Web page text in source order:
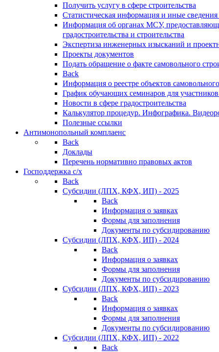
Получить услугу в сфере строительства
Статистическая информация и иные сведения
Информация об органах МСУ,
градостроительства и строительства
Экспертиза инженерных изысканий и
Проекты документов
Подать обращение о факте самовольного
Back
Информация о реестре объектов
График обучающих семинаров для участников
Новости в сфере градостроительства
Калькулятор процедур. Инфографика.
Полезные ссылки
Антимонопольный комплаенс
Back
Доклады
Перечень нормативно правовых актов
Господдержка с/х
Back
Субсидии (ЛПХ, КФХ, ИП) - 2025
Back
Информация о заявках
Формы для заполнения
Документы по субсидированию
Субсидии (ЛПХ, КФХ, ИП) - 2024
Back
Информация о заявках
Формы для заполнения
Документы по субсидированию
Субсидии (ЛПХ, КФХ, ИП) - 2023
Back
Информация о заявках
Формы для заполнения
Документы по субсидированию
Субсидии (ЛПХ, КФХ, ИП) - 2022
Back